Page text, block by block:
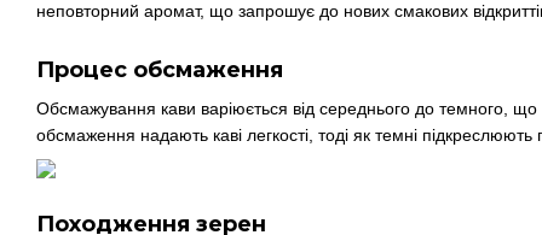
неповторний аромат, що запрошує до нових смакових
Процес обсмаження
Обсмажування кави варіюється від середнього до темного,
обсмаження надають каві легкості, тоді як темні підкреслюють
Походження зерен